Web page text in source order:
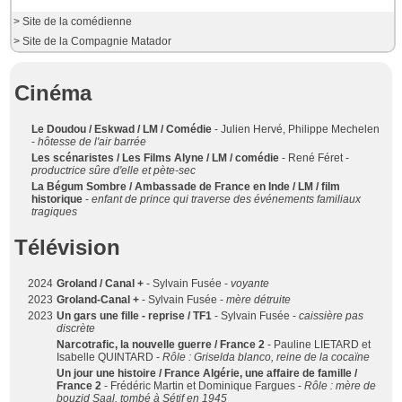
> Site de la comédienne
> Site de la Compagnie Matador
Cinéma
Le Doudou / Eskwad / LM / Comédie - Julien Hervé, Philippe Mechelen
-hôtesse de l'air barrée
Les scénaristes / Les Films Alyne / LM / comédie - René Féret -
productrice sûre d'elle et pète-sec
La Bégum Sombre / Ambassade de France en Inde / LM / film
historique -enfant de prince qui traverse des événements familiaux
tragiques
Télévision
2024 Groland / Canal + - Sylvain Fusée -voyante
2023 Groland-Canal + - Sylvain Fusée -mère détruite
2023 Un gars une fille - reprise / TF1 - Sylvain Fusée -caissière pas
discrète
Narcotrafic, la nouvelle guerre / France 2 - Pauline LIETARD et
Isabelle QUINTARD -Rôle : Griselda blanco, reine de la cocaïne
Un jour une histoire / France Algérie, une affaire de famille /
France 2 - Frédéric Martin et Dominique Fargues -Rôle : mère de
bouzid Saal, tombé à Sétif en 1945